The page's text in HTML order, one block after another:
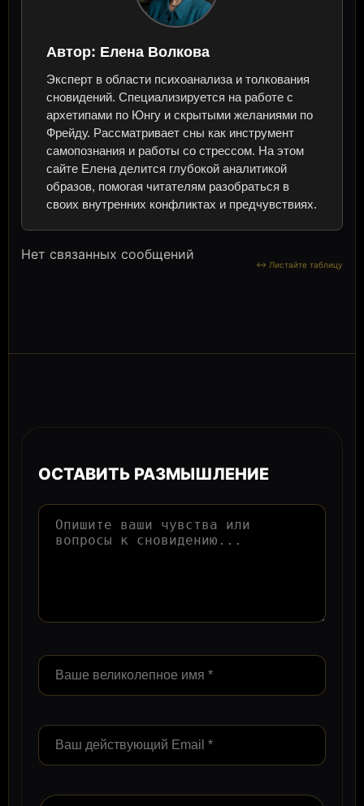
Автор: Елена Волкова
Эксперт в области психоанализа и толкования
сновидений. Специализируется на работе с
архетипами по Юнгу и скрытыми желаниями по
Фрейду. Рассматривает сны как инструмент
самопознания и работы со стрессом. На этом
сайте Елена делится глубокой аналитикой
образов, помогая читателям разобраться в
своих внутренних конфликтах и предчувствиях.
Нет связанных сообщений
ОСТАВИТЬ РАЗМЫШЛЕНИЕ